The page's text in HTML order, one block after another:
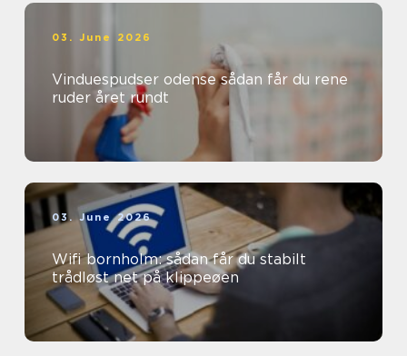
03. June 2026
Vinduespudser odense sådan får du rene
ruder året rundt
03. June 2026
Wifi bornholm: sådan får du stabilt
trådløst net på klippeøen